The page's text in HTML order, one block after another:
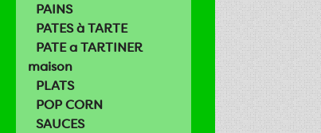
PAINS
PATES à TARTE
PATE a TARTINER
maison
PLATS
POP CORN
SAUCES